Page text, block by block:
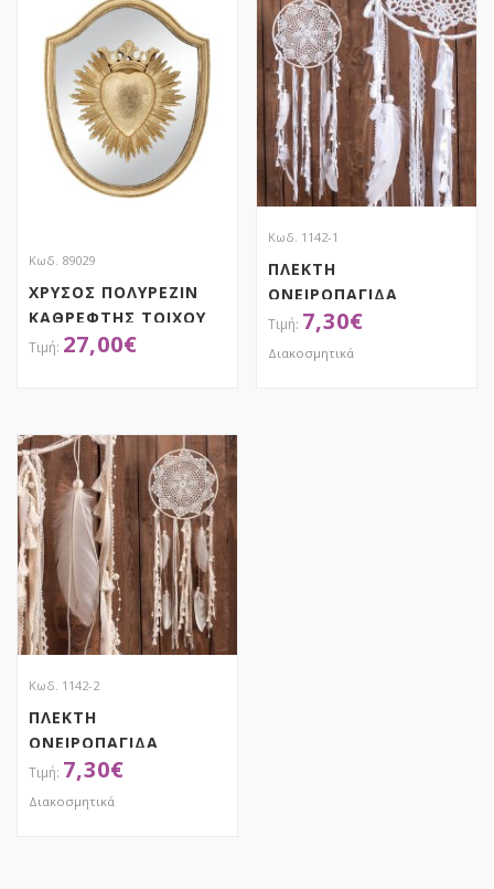
Κωδ. 89029
ΧΡΥΣΟΣ ΠΟΛΥΡΕΖΙΝ
ΚΑΘΡΕΦΤΗΣ ΤΟΙΧΟΥ
ΜΕ ΣΧΕΔΙΟ ΚΑΡΔΙΑ
27,00€
Κωδ. 1142-1
ΠΛΕΚΤΗ
ΟΝΕΙΡΟΠΑΓΙΔΑ
7,30€
Διακοσμητικά
Κωδ. 1142-2
ΠΛΕΚΤΗ
ΟΝΕΙΡΟΠΑΓΙΔΑ
7,30€
Διακοσμητικά